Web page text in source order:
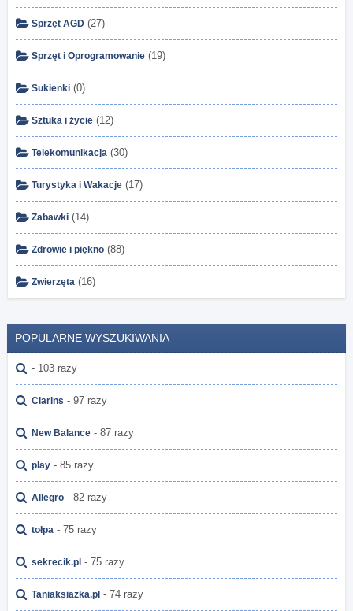
Sprzęt AGD (27)
Sprzęt i Oprogramowanie (19)
Sukienki (0)
Sztuka i życie (12)
Telekomunikacja (30)
Turystyka i Wakacje (17)
Zabawki (14)
Zdrowie i piękno (88)
Zwierzęta (16)
POPULARNE WYSZUKIWANIA
- 103 razy
Clarins - 97 razy
New Balance - 87 razy
play - 85 razy
Allegro - 82 razy
tołpa - 75 razy
sekrecik.pl - 75 razy
Taniaksiazka.pl - 74 razy